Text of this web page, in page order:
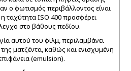
ο φωτισμός περιβάλλοντος είναι
ταχύτητα ISO 400 προσφέρει
στο βάθους πεδίου.
αυτού του φιλμ, περιλαμβάνει
ματζέντα, καθώς και ενισχυμένη
(emulsion).